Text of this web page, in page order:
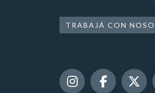
TRABAJÁ CON